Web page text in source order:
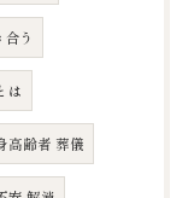
う
は
高齢者 葬儀